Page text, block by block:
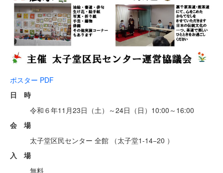
ポスター PDF
日 時
令和６年11月23日（土）～24日（日）10:00～16:00
会 場
太子堂区民センター 全館 （太子堂1-14−20 ）
入 場
無料